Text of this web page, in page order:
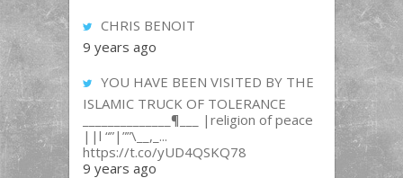
CHRIS BENOIT
9 years ago
YOU HAVE BEEN VISITED BY THE
ISLAMIC TRUCK OF TOLERANCE
______________¶___ |religion of peace
||l “”|””\__,_...
https://t.co/yUD4QSKQ78
9 years ago